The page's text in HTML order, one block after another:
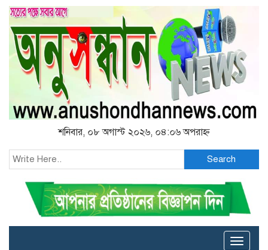
শনিবার, ০৮ অগাস্ট ২০২৬, ০৪:০৬ অপরাহ্ন
Search
Toggle